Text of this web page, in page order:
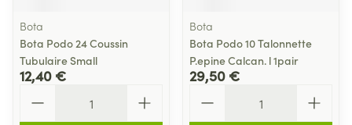
Bota
Bota Podo 24 Coussin
Tubulaire Small
12,40 €
Bota
Bota Podo 10 Talonnette
P.epine Calcan. l 1pair
29,50 €